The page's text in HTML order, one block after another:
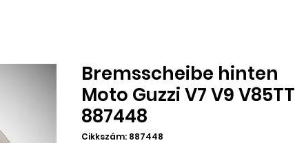
Bremsscheibe hinten
Moto Guzzi V7 V9 V85TT
887448
Cikkszám: 887448